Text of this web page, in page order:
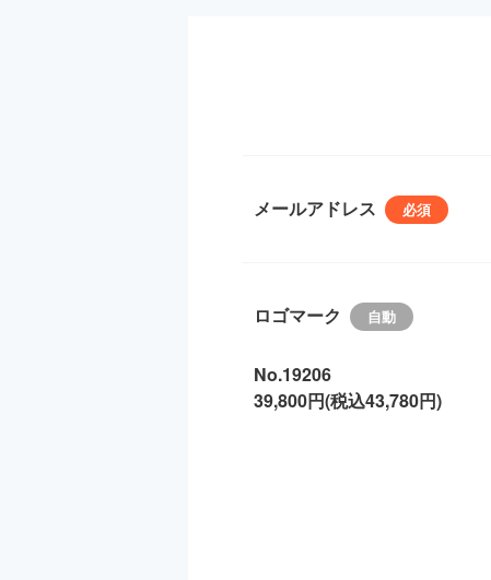
メールアドレス
ロゴマーク
No.19206
39,800円(税込43,780円)